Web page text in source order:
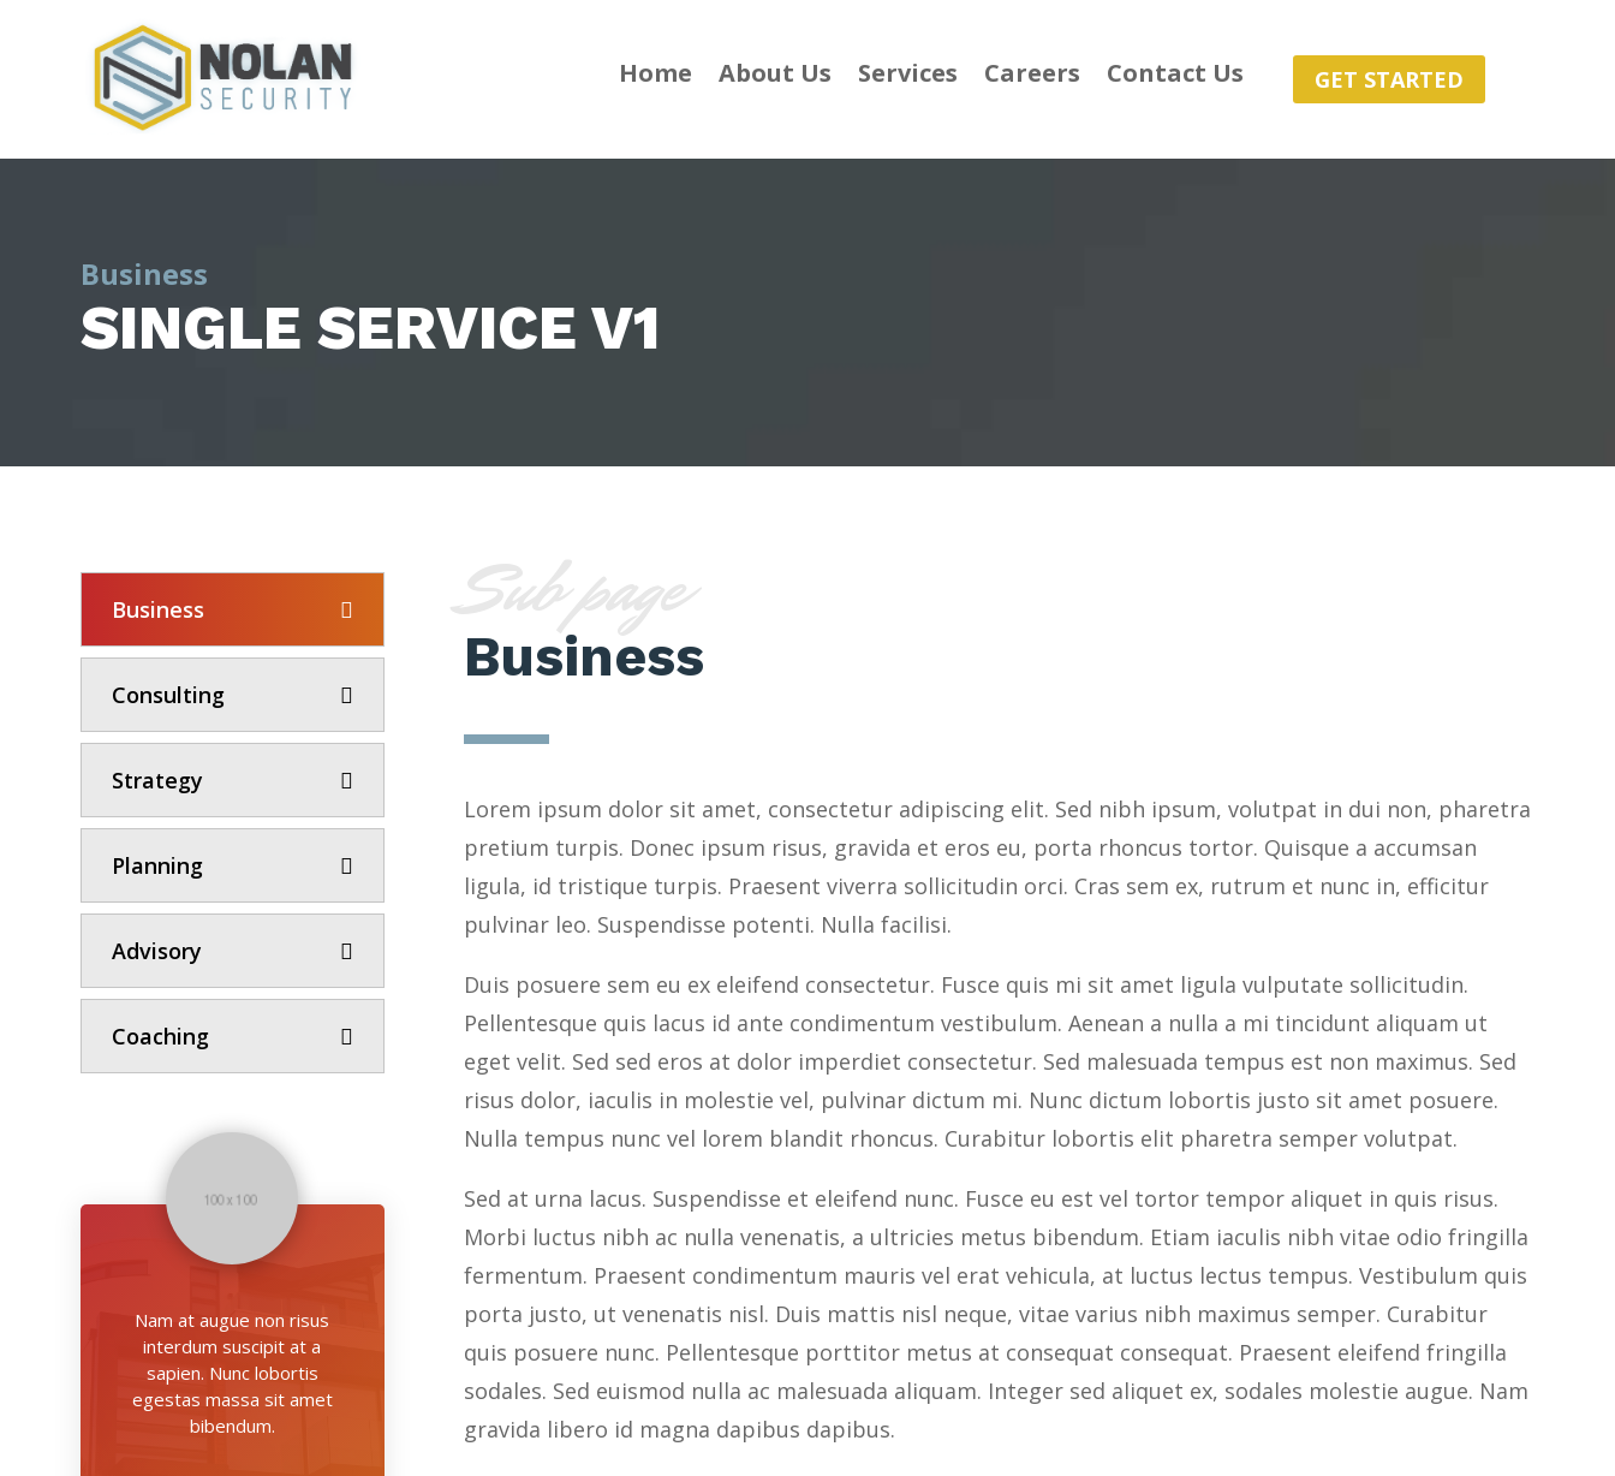
Home About Us Services Careers Contact Us GET STARTED
Business
SINGLE SERVICE V1
Business
Consulting
Strategy
Planning
Advisory
Coaching
Nam at augue non risus
interdum suscipit at a
sapien. Nunc lobortis
egestas massa sit amet
bibendum.
Sub page
Business
Lorem ipsum dolor sit amet, consectetur adipiscing elit. Sed nibh ipsum, volutpat in dui non, pharetra
pretium turpis. Donec ipsum risus, gravida et eros eu, porta rhoncus tortor. Quisque a accumsan
ligula, id tristique turpis. Praesent viverra sollicitudin orci. Cras sem ex, rutrum et nunc in, efficitur
pulvinar leo. Suspendisse potenti. Nulla facilisi.
Duis posuere sem eu ex eleifend consectetur. Fusce quis mi sit amet ligula vulputate sollicitudin.
Pellentesque quis lacus id ante condimentum vestibulum. Aenean a nulla a mi tincidunt aliquam ut
eget velit. Sed sed eros at dolor imperdiet consectetur. Sed malesuada tempus est non maximus. Sed
risus dolor, iaculis in molestie vel, pulvinar dictum mi. Nunc dictum lobortis justo sit amet posuere.
Nulla tempus nunc vel lorem blandit rhoncus. Curabitur lobortis elit pharetra semper volutpat.
Sed at urna lacus. Suspendisse et eleifend nunc. Fusce eu est vel tortor tempor aliquet in quis risus.
Morbi luctus nibh ac nulla venenatis, a ultricies metus bibendum. Etiam iaculis nibh vitae odio fringilla
fermentum. Praesent condimentum mauris vel erat vehicula, at luctus lectus tempus. Vestibulum quis
porta justo, ut venenatis nisl. Duis mattis nisl neque, vitae varius nibh maximus semper. Curabitur
quis posuere nunc. Pellentesque porttitor metus at consequat consequat. Praesent eleifend fringilla
sodales. Sed euismod nulla ac malesuada aliquam. Integer sed aliquet ex, sodales molestie augue. Nam
gravida libero id magna dapibus dapibus.